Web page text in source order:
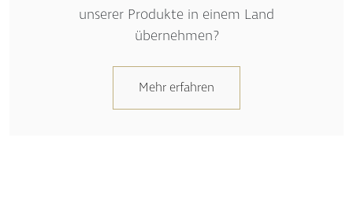
übernehmen?
Mehr erfahren